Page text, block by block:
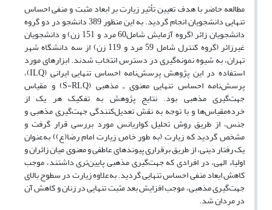
مطالعه حاضر با هدف تعیین تأثیر زیارت بر ابعاد مثبت و منفی احساس
تنهایی دانشجویان انجام گردید. به این منظور 389 دانشجو در دو گروه
دانشجویان زائر (گروه آزمایش شامل60 مرد و 151 زن) و دانشجویان
غیرزائر (گروه کنترل شامل 59 مرد و 119 زن) از سه دانشگاه شهر
تهران، به شیوه نمونه‌گیری در دسترس انتخاب شدند. ابزار‌های مورد
استفاده در این پژوهش پرسش‌نامه احساس تنهایی ایرانی (ILQ)،
پرسش‌نامه احساس تنهایی معنوی ـ مذهبی (S-RLQ) و مقیاس
جهت‌گیری مذهبی بود. نتایج پژوهش به تفکیک هر ‌یک از
خرده‌‌مقیاس‌ها و با توجه به نقش تعدیل‌کنندگی جهت‌گیری مذهبی و
جنس، از طریق روش تحلیل کواریانس مورد بررسی قرار گرفت و
مشخص گردید که زیارت (به طور خاص زیارت امام رضا(ع)) به‌عنوان
یک رفتار دینی، از طریق برقراری پیوند‌‌های عاطفی و معنوی میان زائران و
اولیاء الهی، در افرادی که جهت‌گیری مذهبی پایین‌تری داشتند، موجب
کاهش ابعاد منفی احساس تنهایی ‌گردید. به‌علاوه زیارت در سطوح بالای
جهت‌گیری مذهبی، موجب افزایش بعد مثبت تنهایی در زنان و کاهش آن
در مردان شد.